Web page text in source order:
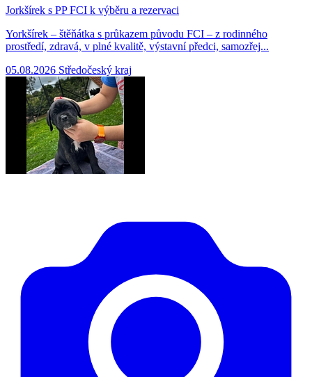
Jorkšírek s PP FCI k výběru a rezervaci
Yorkšírek – štěňátka s průkazem původu FCI – z rodinného
prostředí, zdravá, v plné kvalitě, výstavní předci, samozřej...
05.08.2026 Středočeský kraj